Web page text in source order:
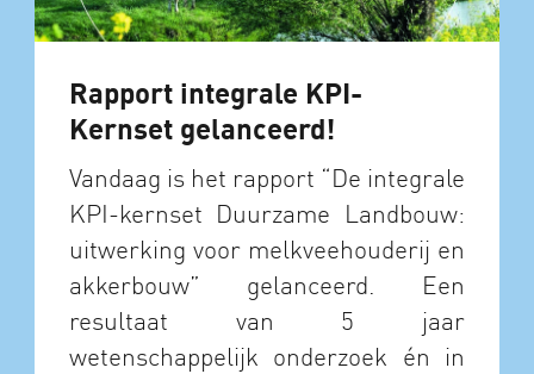
Rapport integrale KPI-
Kernset gelanceerd!
Vandaag is het rapport “De integrale
KPI-kernset Duurzame Landbouw:
uitwerking voor melkveehouderij en
akkerbouw” gelanceerd. Een
resultaat van 5 jaar
wetenschappelijk onderzoek én in